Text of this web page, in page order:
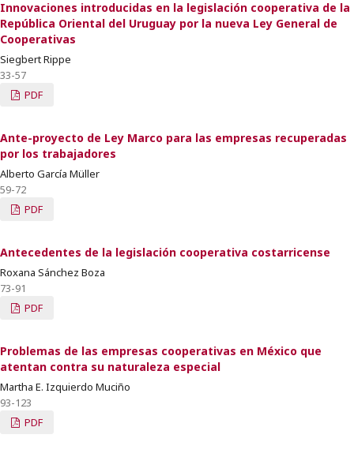
Innovaciones introducidas en la legislación cooperativa de la
República Oriental del Uruguay por la nueva Ley General de
Cooperativas
Siegbert Rippe
33-57
PDF
Ante-proyecto de Ley Marco para las empresas recuperadas
por los trabajadores
Alberto García Müller
59-72
PDF
Antecedentes de la legislación cooperativa costarricense
Roxana Sánchez Boza
73-91
PDF
Problemas de las empresas cooperativas en México que
atentan contra su naturaleza especial
Martha E. Izquierdo Muciño
93-123
PDF